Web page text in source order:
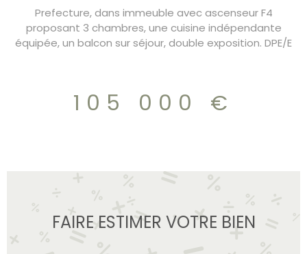
Prefecture, dans immeuble avec ascenseur F4
proposant 3 chambres, une cuisine indépendante
équipée, un balcon sur séjour, double exposition. DPE/E
105 000 €
FAIRE ESTIMER VOTRE BIEN